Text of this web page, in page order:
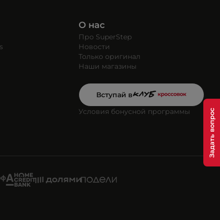
О нас
Про SuperStep
Новости
Только оригинал
Наши магазины
Вступай в
Условия бонусной программы